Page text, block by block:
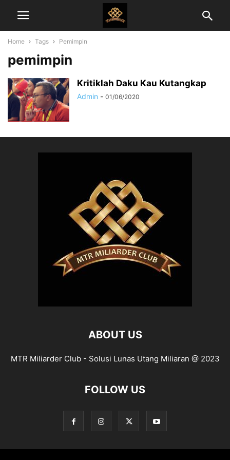
Home Tags Pemimpin
pemimpin
Kritiklah Daku Kau Kutangkap
Admin - 01/06/2020
ABOUT US
MTR Miliarder Club - Solusi Lunas Utang Miliaran @ 2023
FOLLOW US